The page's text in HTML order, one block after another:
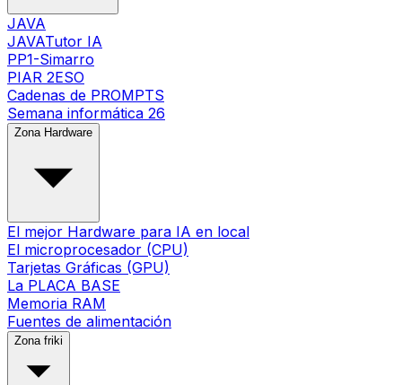
JAVA
JAVATutor IA
PP1-Simarro
PIAR 2ESO
Cadenas de PROMPTS
Semana informática 26
Zona Hardware
El mejor Hardware para IA en local
El microprocesador (CPU)
Tarjetas Gráficas (GPU)
La PLACA BASE
Memoria RAM
Fuentes de alimentación
Zona friki